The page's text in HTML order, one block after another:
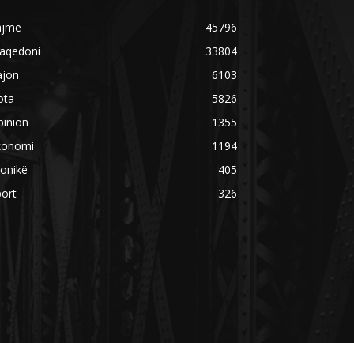
45796
33804
6103
5826
1355
1194
405
326